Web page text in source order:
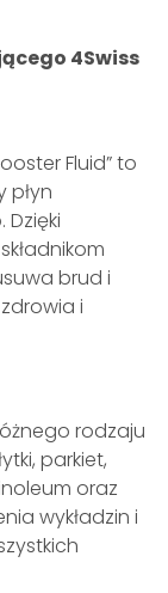
4Swiss
Fluid” to
płyn
brud i
i
rodzaju
parkiet,
oraz
wykładzin i